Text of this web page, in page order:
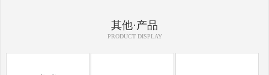
其他·产品
PRODUCT DISPLAY